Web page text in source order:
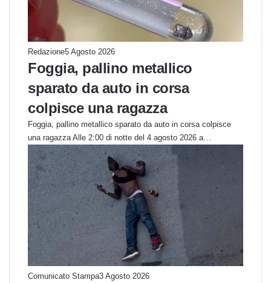
Redazione5 Agosto 2026
Foggia, pallino metallico
sparato da auto in corsa
colpisce una ragazza
Foggia, pallino metallico sparato da auto in corsa colpisce
una ragazza Alle 2:00 di notte del 4 agosto 2026 a…
Comunicato Stampa3 Agosto 2026